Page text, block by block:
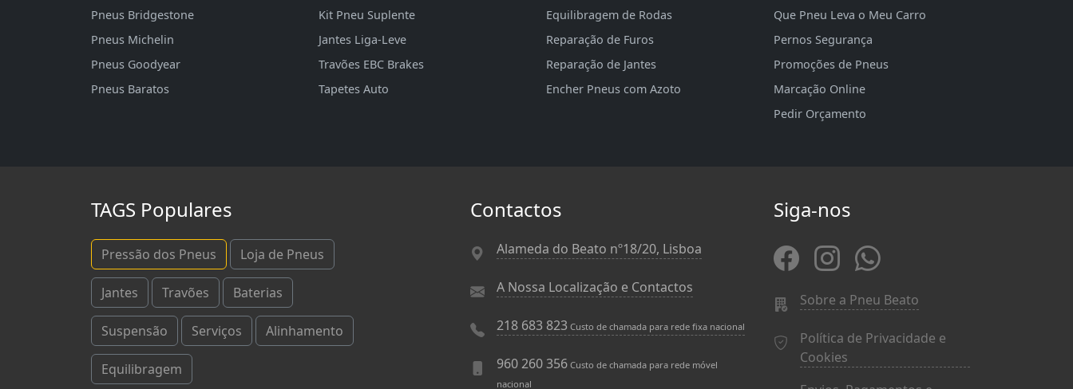
Pneus Bridgestone
Pneus Michelin
Pneus Goodyear
Pneus Baratos
Kit Pneu Suplente
Jantes Liga-Leve
Travões EBC Brakes
Tapetes Auto
Equilibragem de Rodas
Reparação de Furos
Reparação de Jantes
Encher Pneus com Azoto
Que Pneu Leva o Meu Carro
Pernos Segurança
Promoções de Pneus
Marcação Online
Pedir Orçamento
TAGS Populares
Pressão dos Pneus Loja de Pneus
Jantes Travões Baterias
Suspensão Serviços Alinhamento
Equilibragem
Contactos
Alameda do Beato nº18/20, Lisboa
A Nossa Localização e Contactos
218 683 823 Custo de chamada para rede fixa nacional
960 260 356 Custo de chamada para rede móvel
nacional
Siga-nos
Sobre a Pneu Beato
Política de Privacidade e
Cookies